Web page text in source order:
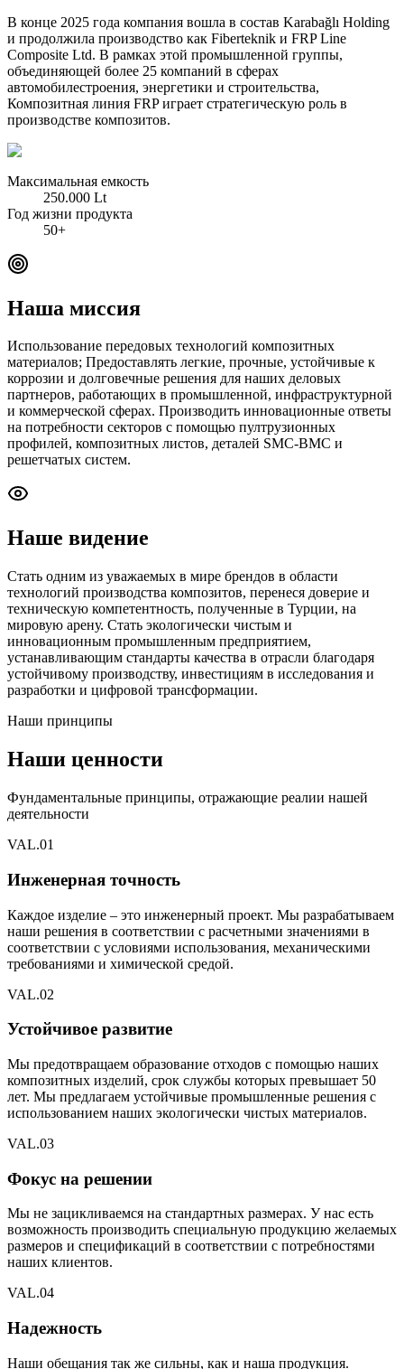
В конце 2025 года компания вошла в состав Karabağlı Holding
и продолжила производство как Fiberteknik и FRP Line
Composite Ltd. В рамках этой промышленной группы,
объединяющей более 25 компаний в сферах
автомобилестроения, энергетики и строительства,
Композитная линия FRP играет стратегическую роль в
производстве композитов.
Максимальная емкость
250.000 Lt
Год жизни продукта
50+
Наша миссия
Использование передовых технологий композитных
материалов; Предоставлять легкие, прочные, устойчивые к
коррозии и долговечные решения для наших деловых
партнеров, работающих в промышленной, инфраструктурной
и коммерческой сферах. Производить инновационные ответы
на потребности секторов с помощью пултрузионных
профилей, композитных листов, деталей SMC-BMC и
решетчатых систем.
Наше видение
Стать одним из уважаемых в мире брендов в области
технологий производства композитов, перенеся доверие и
техническую компетентность, полученные в Турции, на
мировую арену. Стать экологически чистым и
инновационным промышленным предприятием,
устанавливающим стандарты качества в отрасли благодаря
устойчивому производству, инвестициям в исследования и
разработки и цифровой трансформации.
Наши принципы
Наши ценности
Фундаментальные принципы, отражающие реалии нашей
деятельности
VAL.01
Инженерная точность
Каждое изделие – это инженерный проект. Мы разрабатываем
наши решения в соответствии с расчетными значениями в
соответствии с условиями использования, механическими
требованиями и химической средой.
VAL.02
Устойчивое развитие
Мы предотвращаем образование отходов с помощью наших
композитных изделий, срок службы которых превышает 50
лет. Мы предлагаем устойчивые промышленные решения с
использованием наших экологически чистых материалов.
VAL.03
Фокус на решении
Мы не зацикливаемся на стандартных размерах. У нас есть
возможность производить специальную продукцию желаемых
размеров и спецификаций в соответствии с потребностями
наших клиентов.
VAL.04
Надежность
Наши обещания так же сильны, как и наша продукция.